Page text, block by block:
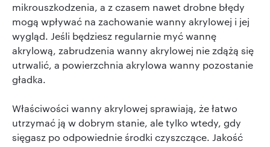
mikrouszkodzenia, a z czasem nawet drobne błędy
mogą wpływać na zachowanie wanny akrylowej i jej
wygląd. Jeśli będziesz regularnie myć wannę
akrylową, zabrudzenia wanny akrylowej nie zdążą się
utrwalić, a powierzchnia akrylowa wanny pozostanie
gładka.
Właściwości wanny akrylowej sprawiają, że łatwo
utrzymać ją w dobrym stanie, ale tylko wtedy, gdy
sięgasz po odpowiednie środki czyszczące. Jakość